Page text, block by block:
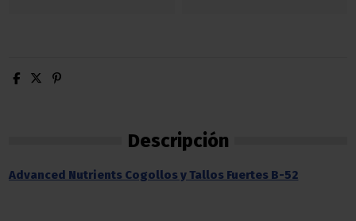
Descripción
Advanced Nutrients Cogollos y Tallos Fuertes B-52